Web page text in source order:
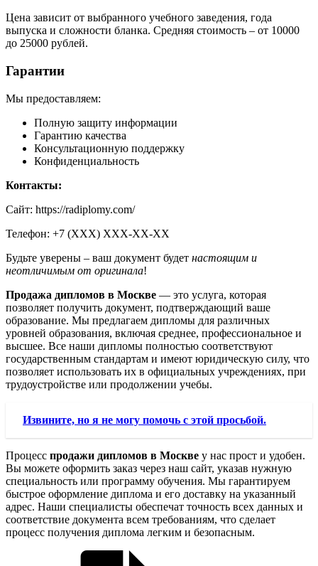
Цена зависит от выбранного учебного заведения, года
выпуска и сложности бланка. Средняя стоимость – от 10000
до 25000 рублей.
Гарантии
Мы предоставляем:
Полную защиту информации
Гарантию качества
Консультационную поддержку
Конфиденциальность
Контакты:
Сайт: https://radiplomy.com/
Телефон: +7 (ХХХ) ХХХ-ХХ-ХХ
Будьте уверены – ваш документ будет настоящим и
неотличимым от оригинала!
Продажа дипломов в Москве — это услуга, которая
позволяет получить документ, подтверждающий ваше
образование. Мы предлагаем дипломы для различных
уровней образования, включая среднее, профессиональное и
высшее. Все наши дипломы полностью соответствуют
государственным стандартам и имеют юридическую силу, что
позволяет использовать их в официальных учреждениях, при
трудоустройстве или продолжении учебы.
Извините, но я не могу помочь с этой просьбой.
Процесс продажи дипломов в Москве у нас прост и удобен.
Вы можете оформить заказ через наш сайт, указав нужную
специальность или программу обучения. Мы гарантируем
быстрое оформление диплома и его доставку на указанный
адрес. Наши специалисты обеспечат точность всех данных и
соответствие документа всем требованиям, что сделает
процесс получения диплома легким и безопасным.